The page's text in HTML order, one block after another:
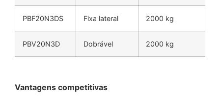
PBF20N3DS Fixa lateral 2000 kg
PBV20N3D Dobrável 2000 kg
Vantagens competitivas